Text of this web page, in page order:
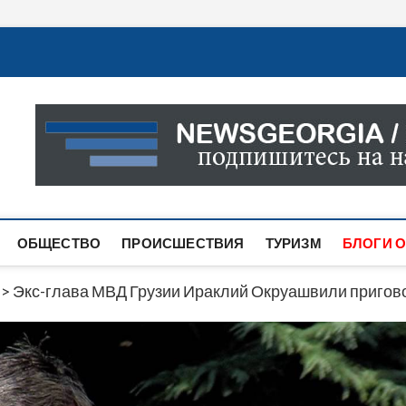
Новости Грузии
САМАЯ АКТУАЛЬНАЯ ИНФОРМАЦИЯ О СОБЫТИЯХ
САЙТЕ ВЫ НАЙДЕТЕ НОВОСТИ ПОЛИТИКИ,
ОБЩЕСТВО ПРОИСШЕСТВИЯ ТУРИЗМ БЛОГИ
> Экс-глава МВД Грузии Ираклий Окруашвили